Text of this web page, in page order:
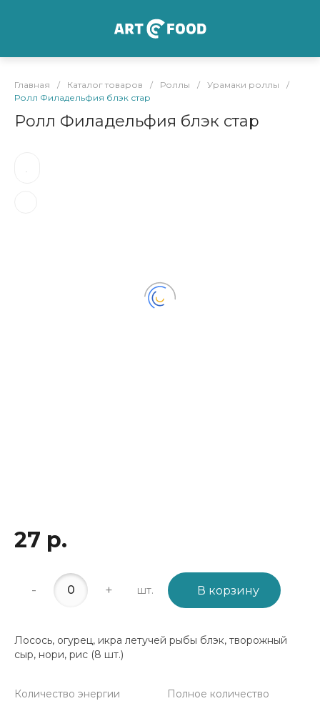
Главная / Каталог товаров / Роллы / Урамаки роллы
/
Ролл Филадельфия блэк стар
Ролл Филадельфия блэк стар
27 р.
- + шт. В корзину
Лосось, огурец, икра летучей рыбы блэк, творожный
сыр, нори, рис (8 шт.)
Количество энергии
Полное количество